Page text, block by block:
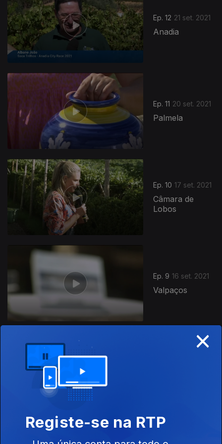
Ep. 12 21 set. 2021
Anadia
Ep. 11 20 set. 2021
Palmela
Ep. 10 17 set. 2021
Câmara de
Lobos
Ep. 9 16 set. 2021
Valpaços
×
Registe-se na RTP